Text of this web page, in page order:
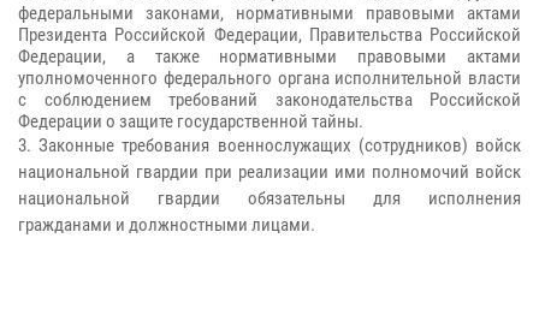
федеральными законами, нормативными правовыми актами
Президента Российской Федерации, Правительства Российской
Федерации, а также нормативными правовыми актами
уполномоченного федерального органа исполнительной власти
с соблюдением требований законодательства Российской
Федерации о защите государственной тайны.
3. Законные требования военнослужащих (сотрудников) войск
национальной гвардии при реализации ими полномочий войск
национальной гвардии обязательны для исполнения
гражданами и должностными лицами.